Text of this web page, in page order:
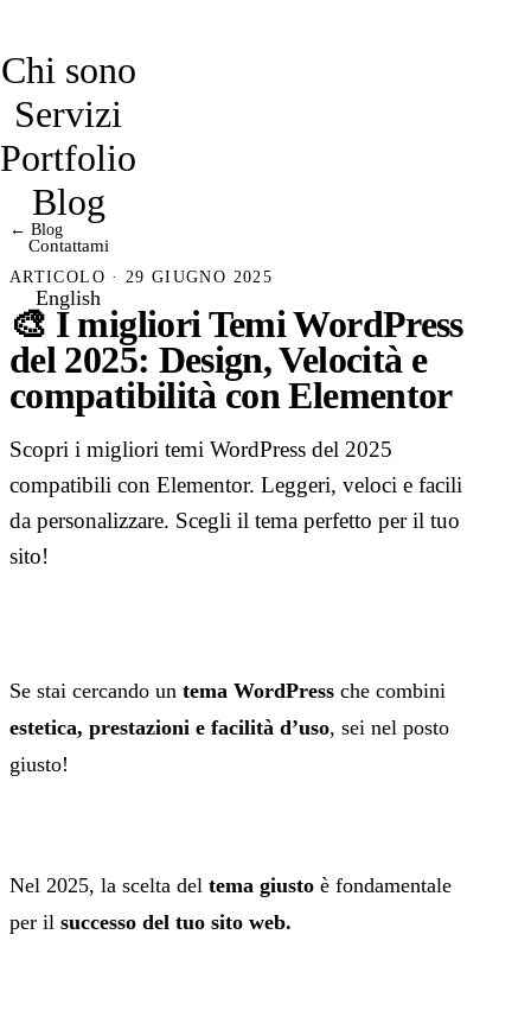
Chi sono
Servizi
Portfolio
Blog
Contattami
English
← Blog
ARTICOLO · 29 GIUGNO 2025
🎨 I migliori Temi WordPress
del 2025: Design, Velocità e
compatibilità con Elementor
Scopri i migliori temi WordPress del 2025
compatibili con Elementor. Leggeri, veloci e facili
da personalizzare. Scegli il tema perfetto per il tuo
sito!
Se stai cercando un tema WordPress che combini
estetica, prestazioni e facilità d’uso, sei nel posto
giusto!
Nel 2025, la scelta del tema giusto è fondamentale
per il successo del tuo sito web.